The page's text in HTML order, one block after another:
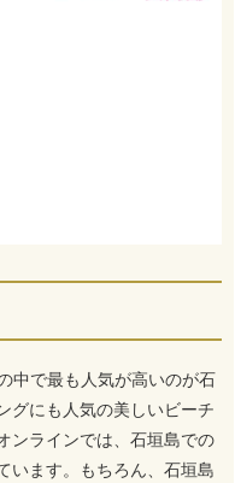
中で最も人気が高いのが石
グにも人気の美しいビーチ
ンラインでは、石垣島での
います。もちろん、石垣島